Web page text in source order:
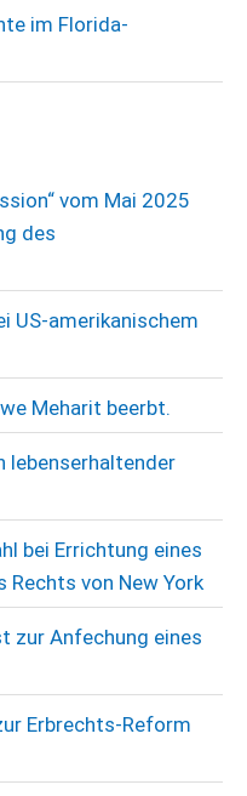
im Florida-
vom Mai 2025
des
US-amerikanischem
Meharit beerbt.
lebenserhaltender
bei Errichtung eines
von New York
zur Anfechung eines
Erbrechts-Reform